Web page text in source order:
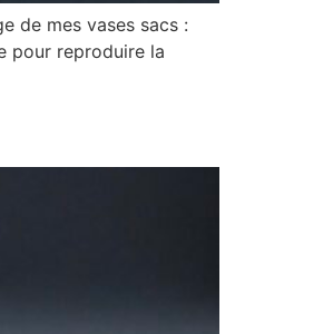
de mes vases sacs :
pour reproduire la